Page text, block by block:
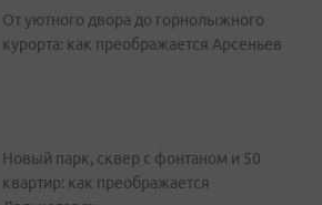
От уютного двора до горнолыжного
курорта: как преображается Арсеньев
Новый парк, сквер с фонтаном и 50
квартир: как преображается